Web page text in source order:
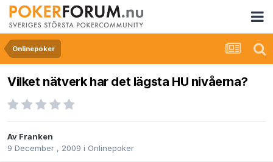
Onlinepoker
Vilket nätverk har det lägsta HU nivåerna?
Av Franken
9 December , 2009 i Onlinepoker